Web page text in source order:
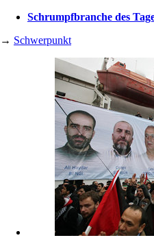
Schrumpfbranche des
→ Schwerpunkt